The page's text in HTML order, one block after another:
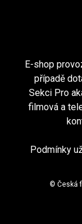
E-shop
případě
Sekci Pro
filmová a
Podmínky
© Česká